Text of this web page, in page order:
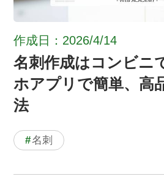
作成日：2026/4/14
名刺作成はコンビニ
ホアプリで簡単、高
法
#名刺